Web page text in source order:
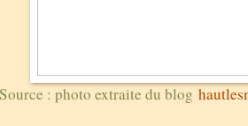
Source : photo extraite du blog